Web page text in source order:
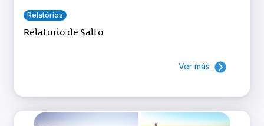
Relatórios
Relatorio de Salto
Ver más